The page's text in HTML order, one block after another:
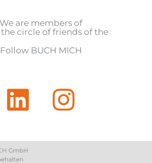
We are members of
circle of friends of the
Follow BUCH MICH
GmbH